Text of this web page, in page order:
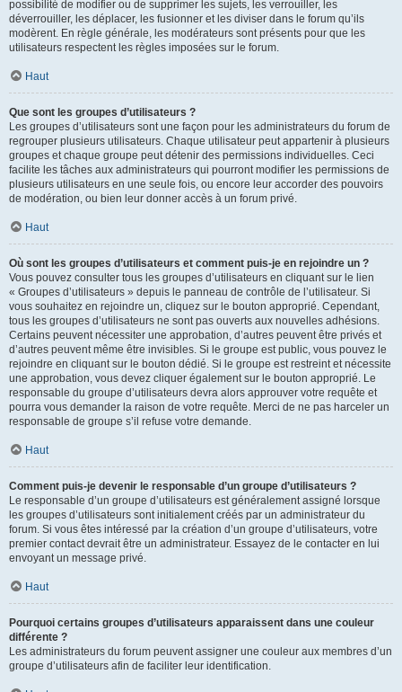
possibilité de modifier ou de supprimer les sujets, les verrouiller, les
déverrouiller, les déplacer, les fusionner et les diviser dans le forum qu’ils
modèrent. En règle générale, les modérateurs sont présents pour que les
utilisateurs respectent les règles imposées sur le forum.
Haut
Que sont les groupes d’utilisateurs ?
Les groupes d’utilisateurs sont une façon pour les administrateurs du forum de
regrouper plusieurs utilisateurs. Chaque utilisateur peut appartenir à plusieurs
groupes et chaque groupe peut détenir des permissions individuelles. Ceci
facilite les tâches aux administrateurs qui pourront modifier les permissions de
plusieurs utilisateurs en une seule fois, ou encore leur accorder des pouvoirs
de modération, ou bien leur donner accès à un forum privé.
Haut
Où sont les groupes d’utilisateurs et comment puis-je en rejoindre un ?
Vous pouvez consulter tous les groupes d’utilisateurs en cliquant sur le lien
« Groupes d’utilisateurs » depuis le panneau de contrôle de l’utilisateur. Si
vous souhaitez en rejoindre un, cliquez sur le bouton approprié. Cependant,
tous les groupes d’utilisateurs ne sont pas ouverts aux nouvelles adhésions.
Certains peuvent nécessiter une approbation, d’autres peuvent être privés et
d’autres peuvent même être invisibles. Si le groupe est public, vous pouvez le
rejoindre en cliquant sur le bouton dédié. Si le groupe est restreint et nécessite
une approbation, vous devez cliquer également sur le bouton approprié. Le
responsable du groupe d’utilisateurs devra alors approuver votre requête et
pourra vous demander la raison de votre requête. Merci de ne pas harceler un
responsable de groupe s’il refuse votre demande.
Haut
Comment puis-je devenir le responsable d’un groupe d’utilisateurs ?
Le responsable d’un groupe d’utilisateurs est généralement assigné lorsque
les groupes d’utilisateurs sont initialement créés par un administrateur du
forum. Si vous êtes intéressé par la création d’un groupe d’utilisateurs, votre
premier contact devrait être un administrateur. Essayez de le contacter en lui
envoyant un message privé.
Haut
Pourquoi certains groupes d’utilisateurs apparaissent dans une couleur
différente ?
Les administrateurs du forum peuvent assigner une couleur aux membres d’un
groupe d’utilisateurs afin de faciliter leur identification.